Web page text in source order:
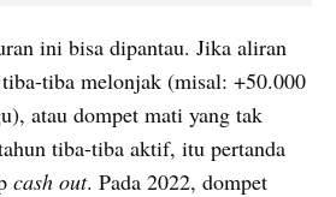
ini bisa dipantau. Jika aliran
tiba-tiba melonjak (misal: +50.000
atau dompet mati yang tak
cash out. Pada 2022, dompet